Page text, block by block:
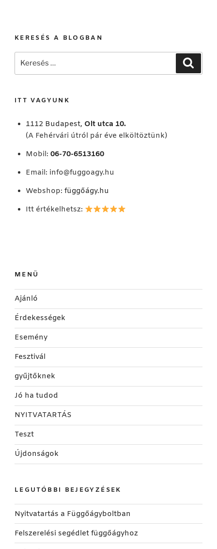
KERESÉS A BLOGBAN
Keresés
ITT VAGYUNK
1112 Budapest, Olt utca 10.
(A Fehérvári útról pár éve elköltöztünk)
Mobil: 06-70-6513160
Email: info@fuggoagy.hu
Webshop: függőágy.hu
Itt értékelhetsz:
MENÜ
Ajánló
Érdekességek
Esemény
Fesztivál
gyűjtőknek
Jó ha tudod
NYITVATARTÁS
Teszt
Újdonságok
LEGUTÓBBI BEJEGYZÉSEK
Nyitvatartás a Függőágyboltban
Felszerelési segédlet függőágyhoz